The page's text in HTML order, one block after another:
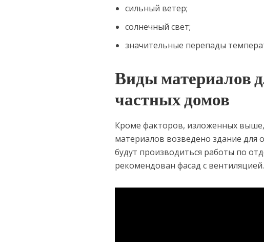
сильный ветер;
солнечный свет;
значительные перепады
Виды материалов
частных домов
Кроме факторов, изложенных
материалов возведено здание для
будут производиться работы по
рекомендован фасад с вентиляцией.